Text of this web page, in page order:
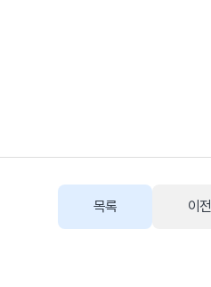
목록 이전